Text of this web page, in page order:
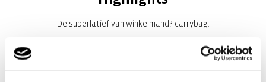
De superlatief van winkelmand? carrybag.